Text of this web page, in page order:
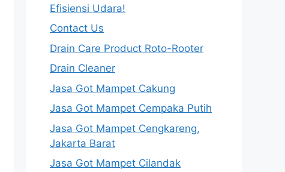
Efisiensi Udara!
Contact Us
Drain Care Product Roto-Rooter
Drain Cleaner
Jasa Got Mampet Cakung
Jasa Got Mampet Cempaka Putih
Jasa Got Mampet Cengkareng,
Jakarta Barat
Jasa Got Mampet Cilandak